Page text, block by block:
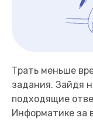
Трать меньше
задания. Зайдя
подходящие
Информатике за